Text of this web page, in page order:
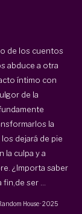
de los cuentos
abduce a otra
íntimo con
de la
la
dejará de pie
la culpa y a
¿Importa saber
ser ...
House·2025